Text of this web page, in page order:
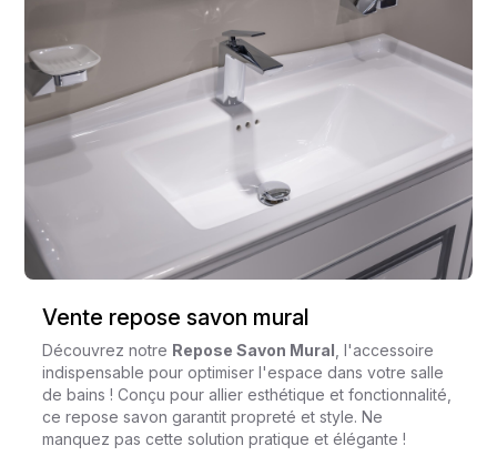
Vente repose savon mural
Découvrez notre Repose Savon Mural , l'accessoire
indispensable pour optimiser l'espace dans votre salle
de bains ! Conçu pour allier esthétique et fonctionnalité,
ce repose savon garantit propreté et style. Ne
manquez pas cette solution pratique et élégante !